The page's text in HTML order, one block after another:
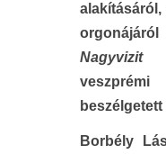
Borbély